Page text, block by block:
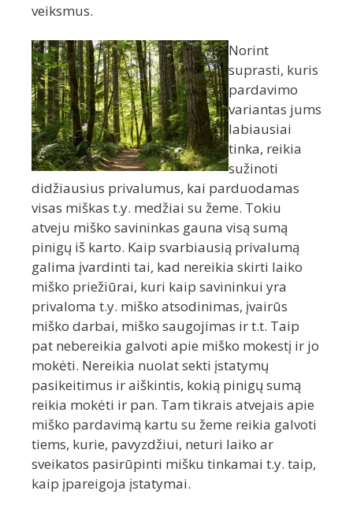
veiksmus.
Norint
suprasti, kuris
pardavimo
variantas jums
labiausiai
tinka, reikia
sužinoti
didžiausius privalumus, kai parduodamas
visas miškas t.y. medžiai su žeme. Tokiu
atveju miško savininkas gauna visą sumą
pinigų iš karto. Kaip svarbiausią privalumą
galima įvardinti tai, kad nereikia skirti laiko
miško priežiūrai, kuri kaip savininkui yra
privaloma t.y. miško atsodinimas, įvairūs
miško darbai, miško saugojimas ir t.t. Taip
pat nebereikia galvoti apie miško mokestį ir jo
mokėti. Nereikia nuolat sekti įstatymų
pasikeitimus ir aiškintis, kokią pinigų sumą
reikia mokėti ir pan. Tam tikrais atvejais apie
miško pardavimą kartu su žeme reikia galvoti
tiems, kurie, pavyzdžiui, neturi laiko ar
sveikatos pasirūpinti mišku tinkamai t.y. taip,
kaip įpareigoja įstatymai.